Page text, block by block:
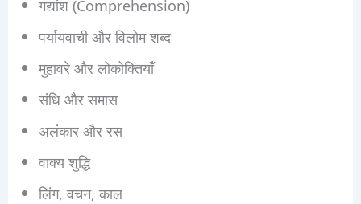
गद्यांश (Comprehension)
पर्यायवाची और विलोम शब्द
मुहावरे और लोकोक्तियाँ
संधि और समास
अलंकार और रस
वाक्य शुद्धि
लिंग, वचन, काल